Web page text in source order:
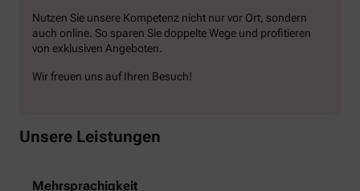
Nutzen Sie unsere Kompetenz nicht nur vor Ort, sondern
auch online. So sparen Sie doppelte Wege und profitieren
von exklusiven Angeboten.
Wir freuen uns auf Ihren Besuch!
Unsere Leistungen
Mehrsprachigkeit